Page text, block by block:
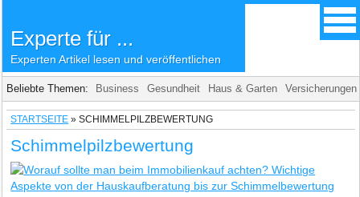
Experte für ...
Experten Artikel lesen und veröffentlichen
Beliebte Themen: Business Gesundheit Haus & Garten Versicherungen
STARTSEITE »SCHIMMELPILZBEWERTUNG
Schimmelpilzbewertung